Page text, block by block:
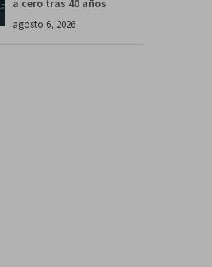
a cero tras 40 años
agosto 6, 2026